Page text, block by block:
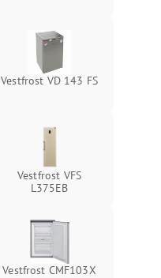
Vestfrost VD 143 FS
Vestfrost VFS
L375EB
Vestfrost CMF103X